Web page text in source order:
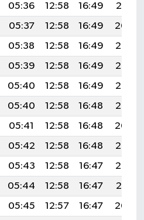
05:36 12:58 16:49
20:10
05:37 12:58 16:49
20:09
05:38 12:58 16:49
20:08
05:39 12:58 16:49
20:07
05:40 12:58 16:49
20:06
05:40 12:58 16:48
20:05
05:41 12:58 16:48
20:04
05:42 12:58 16:48
20:03
05:43 12:58 16:47
20:02
05:44 12:58 16:47
20:01
05:45 12:57 16:47
20:00